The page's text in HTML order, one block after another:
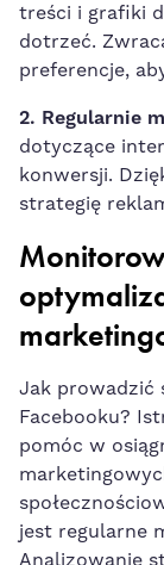
treści i⁢ grafiki
dotrzeć.
preferencje,
2. Regularnie
dotyczące
konwersji.
strategię
Jak ⁣prowadzić
Facebooku?
pomóc w
jest regularne
Analizowanie